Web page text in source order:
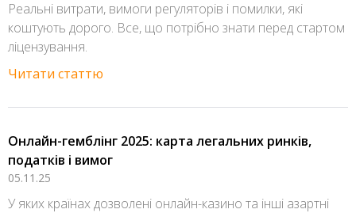
Реальні витрати, вимоги регуляторів і помилки, які
коштують дорого. Все, що потрібно знати перед стартом
ліцензування.
Читати статтю
Онлайн-гемблінг 2025: карта легальних ринків,
податків і вимог
05.11.25
У яких країнах дозволені онлайн-казино та інші азартні